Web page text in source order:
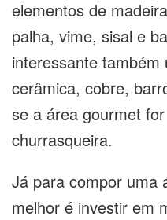
elementos de
palha, vime, sisal e
interessante também
cerâmica, cobre,
se a área gourmet
churrasqueira.
Já para compor uma
melhor é investir em